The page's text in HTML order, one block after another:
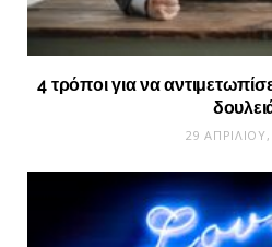
4 τρόποι για να
29 ΑΠΡΙΛΊΟΥ,